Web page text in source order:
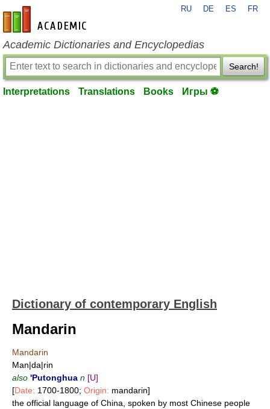
en-academic.com
RU DE ES FR
Academic Dictionaries and Encyclopedias
Search!
Interpretations Translations Books Игры ⚽
Dictionary of contemporary English
Mandarin
Mandarin
Man|da|rin
also 'Putonghua n [U]
[Date: 1700-1800; Origin: mandarin]
the official language of China, spoken by most Chinese people